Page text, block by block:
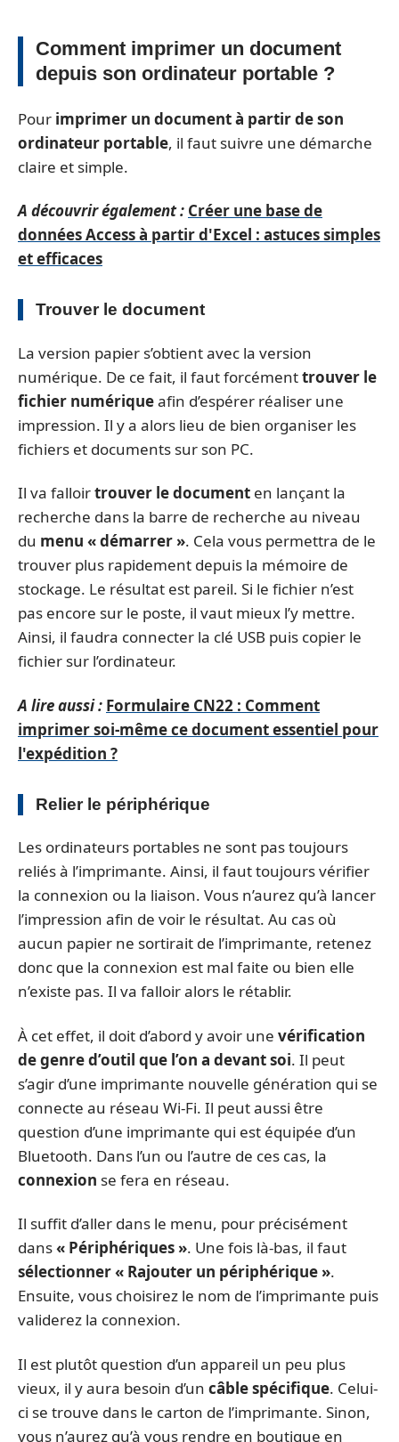
Comment imprimer un document
depuis son ordinateur portable ?
Pour imprimer un document à partir de son
ordinateur portable, il faut suivre une démarche
claire et simple.
A découvrir également : Créer une base de
données Access à partir d'Excel : astuces simples
et efficaces
Trouver le document
La version papier s’obtient avec la version
numérique. De ce fait, il faut forcémenttrouver le
fichier numériqueafin d’espérer réaliser une
impression. Il y a alors lieu de bien organiser les
fichiers et documents sur son PC.
Il va falloirtrouver le document en lançant la
recherche dans la barre de recherche au niveau
du menu « démarrer ». Cela vous permettra de le
trouver plus rapidement depuis la mémoire de
stockage. Le résultat est pareil. Si le fichier n’est
pas encore sur le poste, il vaut mieux l’y mettre.
Ainsi, il faudra connecter la clé USB puis copier le
fichier sur l’ordinateur.
A lire aussi : Formulaire CN22 : Comment
imprimer soi-même ce document essentiel pour
l'expédition ?
Relier le périphérique
Les ordinateurs portables ne sont pas toujours
reliés à l’imprimante. Ainsi, il faut toujours vérifier
la connexion ou la liaison. Vous n’aurez qu’à lancer
l’impression afin de voir le résultat. Au cas où
aucun papier ne sortirait de l’imprimante, retenez
donc que la connexion est mal faite ou bien elle
n’existe pas. Il va falloir alors le rétablir.
À cet effet, il doit d’abord y avoir une vérification
de genre d’outil que l’on a devant soi. Il peut
s’agir d’une imprimante nouvelle génération qui se
connecte au réseau Wi-Fi. Il peut aussi être
question d’une imprimante qui est équipée d’un
Bluetooth. Dans l’un ou l’autre de ces cas, la
connexion se fera en réseau.
Il suffit d’aller dans le menu, pour précisément
dans« Périphériques ». Une fois là-bas, il faut
sélectionner « Rajouter un périphérique ».
Ensuite, vous choisirez le nom de l’imprimante puis
validerez la connexion.
Il est plutôt question d’un appareil un peu plus
vieux, il y aura besoin d’un câble spécifique. Celui-
ci se trouve dans le carton de l’imprimante. Sinon,
vous n’aurez qu’à vous rendre en boutique en